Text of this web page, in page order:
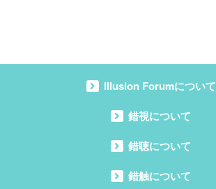
Illusion Forumについて
錯視について
錯聴について
錯触について